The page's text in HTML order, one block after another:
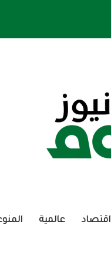
اقتصاد عالمية